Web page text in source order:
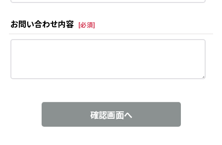
お問い合わせ内容 [必須]
確認画面へ